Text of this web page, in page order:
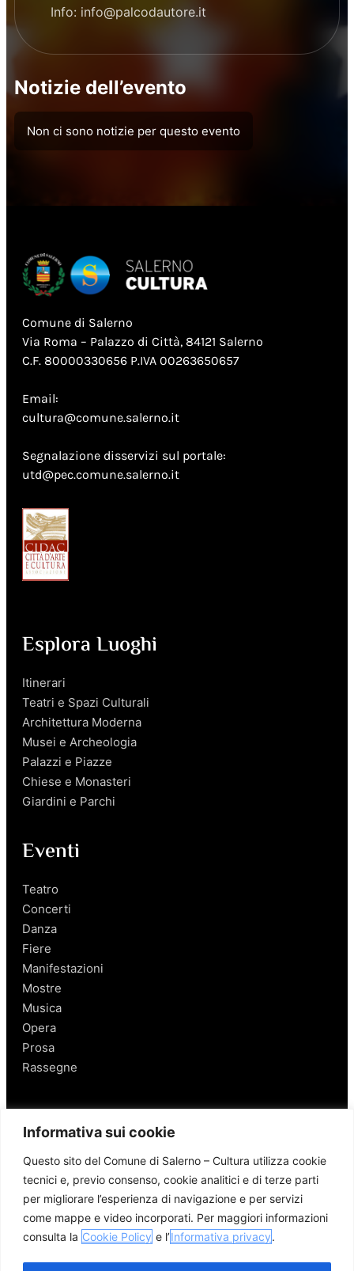
Informativa sui cookie
Questo sito del Comune di Salerno – Cultura utilizza cookie
tecnici e, previo consenso, cookie analitici e di terze parti
per migliorare l’esperienza di navigazione e per servizi
come mappe e video incorporati. Per maggiori informazioni
consulta la Cookie Policy e l’Informativa privacy.
Info: info@palcodautore.it
Notizie dell’evento
Non ci sono notizie per questo evento
Comune di Salerno
Via Roma – Palazzo di Città, 84121 Salerno
C.F. 80000330656 P.IVA 00263650657
Email:
cultura@comune.salerno.it
Segnalazione disservizi sul portale:
utd@pec.comune.salerno.it
Esplora Luoghi
Itinerari
Teatri e Spazi Culturali
Architettura Moderna
Musei e Archeologia
Palazzi e Piazze
Chiese e Monasteri
Giardini e Parchi
Eventi
Teatro
Concerti
Danza
Fiere
Manifestazioni
Mostre
Musica
Opera
Prosa
Rassegne
Salerno
Personaggi
Enogastronomia
Mobilità a Salerno
Luoghi nei Dintorni
Link utili